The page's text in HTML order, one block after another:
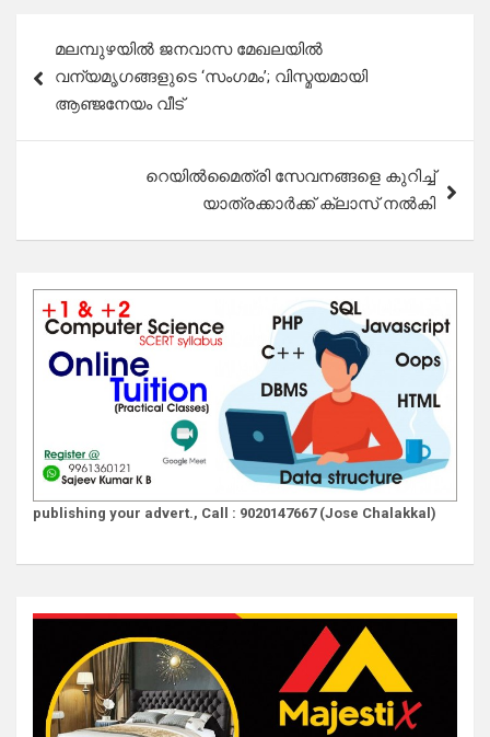
navigation
മലമ്പുഴയിൽ ജനവാസ മേഖലയിൽ
വന്യമൃഗങ്ങളുടെ ‘സംഗമം’; വിസ്മയമായി
ആഞ്ജനേയം വീട്
റെയിൽമൈത്രി സേവനങ്ങളെ കുറിച്ച്
യാത്രക്കാർക്ക് ക്ലാസ് നൽകി
publishing your advert., Call : 9020147667 (Jose Chalakkal)